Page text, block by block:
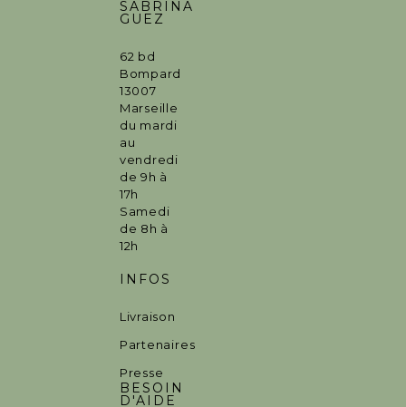
SABRINA
GUEZ
62 bd
Bompard
13007
Marseille
du mardi
au
vendredi
de 9h à
17h
Samedi
de 8h à
12h
INFOS
Livraison
Partenaires
Presse
BESOIN
D'AIDE